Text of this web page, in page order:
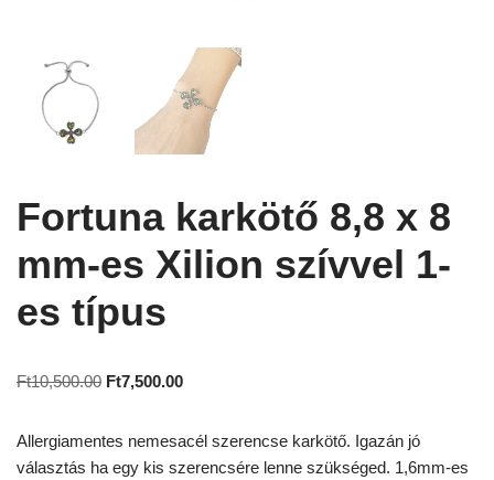
Fortuna karkötő 8,8 x 8
mm-es Xilion szívvel 1-
es típus
Ft10,500.00 Ft7,500.00
Allergiamentes nemesacél szerencse karkötő. Igazán jó
választás ha egy kis szerencsére lenne szükséged. 1,6mm-es